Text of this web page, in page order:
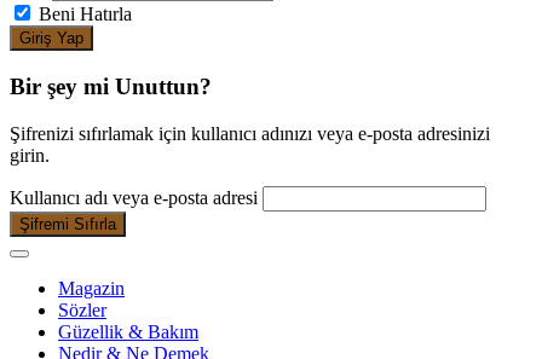
Beni Hatırla
Bir şey mi Unuttun?
Şifrenizi sıfırlamak için kullanıcı adınızı veya e-posta adresinizi
girin.
Kullanıcı adı veya e-posta adresi
Magazin
Sözler
Güzellik & Bakım
Nedir & Ne Demek